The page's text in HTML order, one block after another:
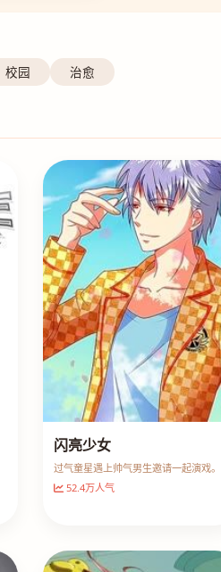
校园 治愈
闪亮少女
过气童星遇上帅气男生邀请一起演戏。
52.4万人气